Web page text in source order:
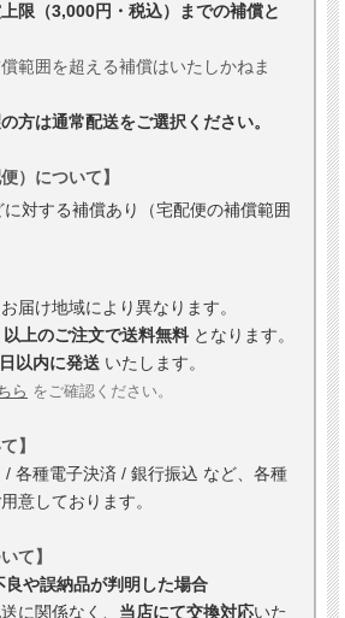
限（3,000円・税込）までの補償と
範囲を超える補償はいたしかねま
方は通常配送をご選択ください。
）について】
対する補償あり（宅配便の補償範囲
届け地域により異なります。
上のご注文で送料無料 となります。
以内に発送 いたします。
ら をご確認ください。
】
/ 各種電子決済 / 銀行振込 など、各種
意しております。
て】
や誤納品が判明した場合
に関係なく、 当店にて交換対応いた